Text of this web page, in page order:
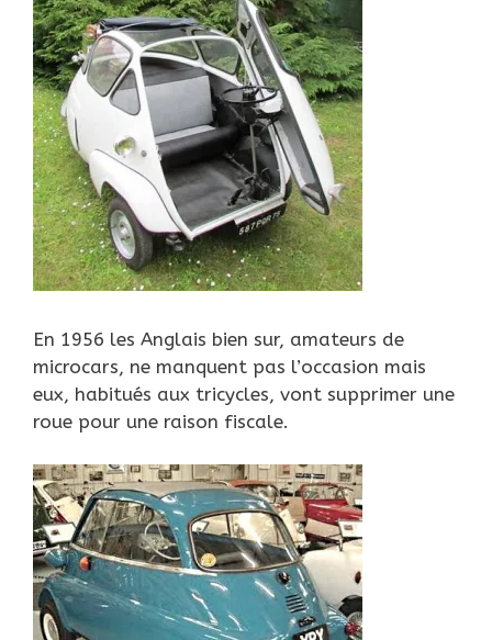
En 1956 les Anglais bien sur, amateurs de
microcars, ne manquent pas l’occasion mais
eux, habitués aux tricycles, vont supprimer une
roue pour une raison fiscale.